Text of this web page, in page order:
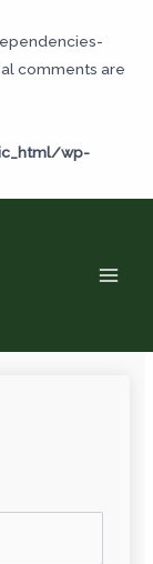
comments are
wp-